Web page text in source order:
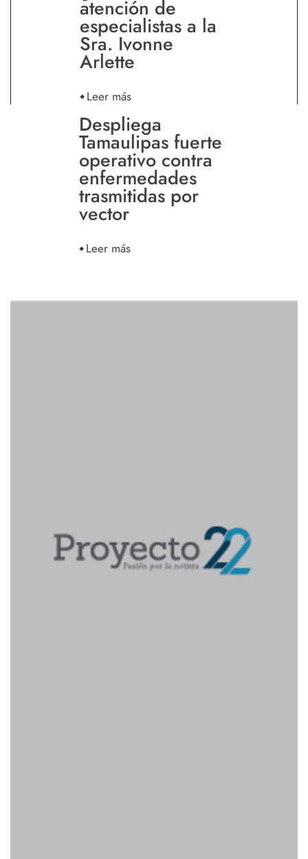
atención de
especialistas a la
Sra. Ivonne
Arlette
Leer más
Despliega
Tamaulipas fuerte
operativo contra
enfermedades
trasmitidas por
vector
Leer más